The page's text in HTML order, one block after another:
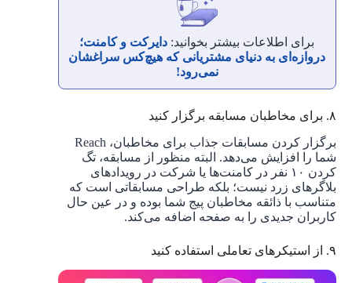
برای اطلاعات بیشتر بخوانید: دایرکت و کامنت؛
دروازه‌ای به دنیای مشتریانی که هیچ‌کس سراغشان
نمی‌رود!
۸. برای مخاطبان مسابقه برگزار کنید
برگزار کردن مسابقات جذاب برای مخاطبان، Reach
شما را افزایش می‌دهد. البته منظور از مسابقه، تگ
کردن ۱۰ نفر در کامنت‌ها یا شرکت در رویدادهای
بلاگرهای زرد نیست؛ بلکه طراحی مسابقاتی است که
متناسب با ذائقه مخاطبان پیج شما بوده و در عین حال
کاربران جدیدی را به صفحه اضافه می‌کند.
۹. از استیکرهای تعاملی استفاده کنید